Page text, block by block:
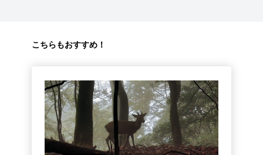
こちらもおすすめ！